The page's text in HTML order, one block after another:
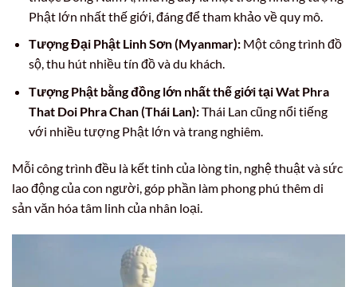
Phật lớn nhất thế giới, đáng để tham khảo về quy mô.
Tượng Đại Phật Linh Sơn (Myanmar):Một công trình đồ
sộ, thu hút nhiều tín đồ và du khách.
Tượng Phật bằng đồng lớn nhất thế giới tại Wat Phra
That Doi Phra Chan (Thái Lan):Thái Lan cũng nổi tiếng
với nhiều tượng Phật lớn và trang nghiêm.
Mỗi công trình đều là kết tinh của lòng tin, nghệ thuật và sức
lao động của con người, góp phần làm phong phú thêm di
sản văn hóa tâm linh của nhân loại.